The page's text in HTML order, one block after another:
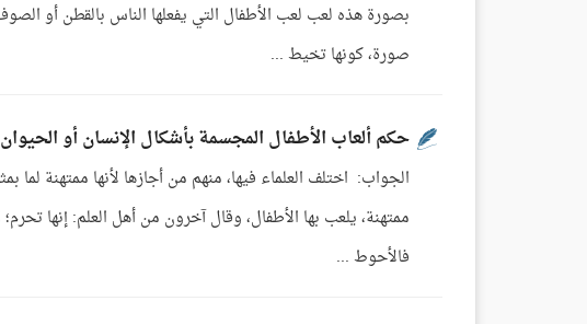
بصورة هذه لعب لعب الأطفال التي يفعلها الناس بالقطن أو
صورة، كونها تخيط ...
حكم ألعاب الأطفال المجسمة بأشكال الإنسان أو الحيوان
الجواب: اختلف العلماء فيها، منهم من أجازها لأنها ممتهنة لما
ممتهنة، يلعب بها الأطفال، وقال آخرون من أهل العلم: إنها
فالأحوط ...